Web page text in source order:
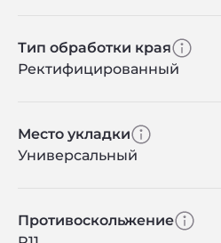
Тип обработки края
Ректифицированный
Место укладки
Универсальный
Противоскольжение